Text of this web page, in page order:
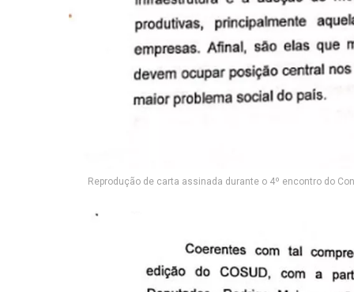
Reprodução de carta assinada durante o 4º encontro do